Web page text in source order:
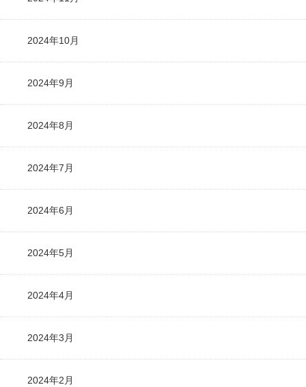
2024年10月
2024年9月
2024年8月
2024年7月
2024年6月
2024年5月
2024年4月
2024年3月
2024年2月